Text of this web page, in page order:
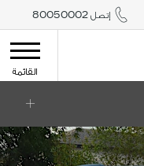
إتصل 80050002
القائمة